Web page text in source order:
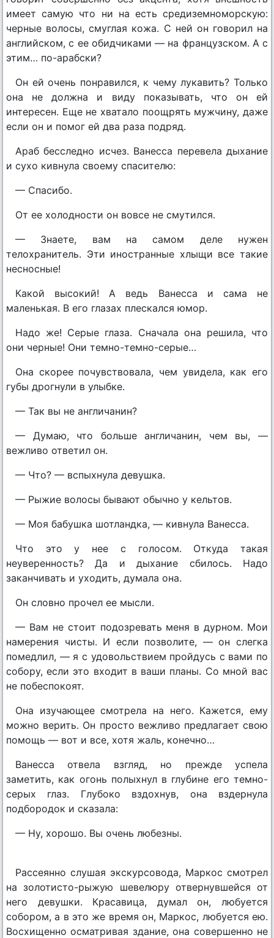
имеет самую что ни на есть средиземноморскую:
черные волосы, смуглая кожа. С ней он говорил на
английском, с ее обидчиками — на французском. А с
этим… по-арабски?
Он ей очень понравился, к чему лукавить? Только
она не должна и виду показывать, что он ей
интересен. Еще не хватало поощрять мужчину, даже
если он и помог ей два раза подряд.
Араб бесследно исчез. Ванесса перевела дыхание
и сухо кивнула своему спасителю:
— Спасибо.
От ее холодности он вовсе не смутился.
— Знаете, вам на самом деле нужен
телохранитель. Эти иностранные хлыщи все такие
несносные!
Какой высокий! А ведь Ванесса и сама не
маленькая. В его глазах плескался юмор.
Надо же! Серые глаза. Сначала она решила, что
они черные! Они темно-темно-серые…
Она скорее почувствовала, чем увидела, как его
губы дрогнули в улыбке.
— Так вы не англичанин?
— Думаю, что больше англичанин, чем вы, —
вежливо ответил он.
— Что? — вспыхнула девушка.
— Рыжие волосы бывают обычно у кельтов.
— Моя бабушка шотландка, — кивнула Ванесса.
Что это у нее с голосом. Откуда такая
неуверенность? Да и дыхание сбилось. Надо
заканчивать и уходить, думала она.
Он словно прочел ее мысли.
— Вам не стоит подозревать меня в дурном. Мои
намерения чисты. И если позволите, — он слегка
помедлил, — я с удовольствием пройдусь с вами по
собору, если это входит в ваши планы. Со мной вас
не побеспокоят.
Она изучающее смотрела на него. Кажется, ему
можно верить. Он просто вежливо предлагает свою
помощь — вот и все, хотя жаль, конечно…
Ванесса отвела взгляд, но прежде успела
заметить, как огонь полыхнул в глубине его темно-
серых глаз. Глубоко вздохнув, она вздернула
подбородок и сказала:
— Ну, хорошо. Вы очень любезны.
Рассеянно слушая экскурсовода, Маркос смотрел
на золотисто-рыжую шевелюру отвернувшейся от
него девушки. Красавица, думал он, любуется
собором, а в это же время он, Маркос, любуется ею.
Восхищенно осматривая здание, она совершенно не